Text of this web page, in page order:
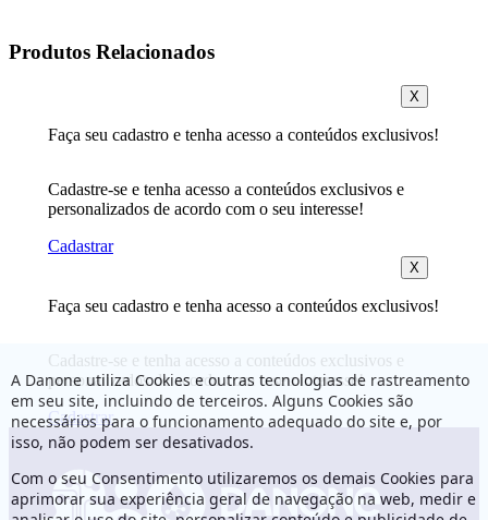
Produtos Relacionados
X
Faça seu cadastro e tenha acesso a conteúdos exclusivos!
Cadastre-se e tenha acesso a conteúdos exclusivos e
personalizados de acordo com o seu interesse!
Cadastrar
X
Faça seu cadastro e tenha acesso a conteúdos exclusivos!
Cadastre-se e tenha acesso a conteúdos exclusivos e
personalizados de acordo com o seu interesse!
Cadastrar
A Danone utiliza Cookies e outras tecnologias de rastreamento
em seu site, incluindo de terceiros. Alguns Cookies são
necessários para o funcionamento adequado do site e, por
isso, não podem ser desativados.
Com o seu Consentimento utilizaremos os demais Cookies para
aprimorar sua experiência geral de navegação na web, medir e